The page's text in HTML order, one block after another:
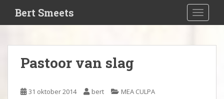
i
Bert Smeets
Pastoor van slag
31 oktober 2014 bert MEA CULPA